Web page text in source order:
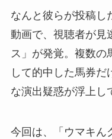
なんと彼らが投稿し
動画で、視聴者が見
ス」が発覚。複数の
して的中した馬券
な演出疑惑が浮上し
今回は、「ウマキん